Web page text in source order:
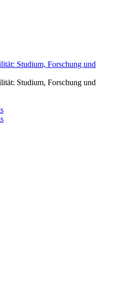
Studium, Forschung und
Studium, Forschung und